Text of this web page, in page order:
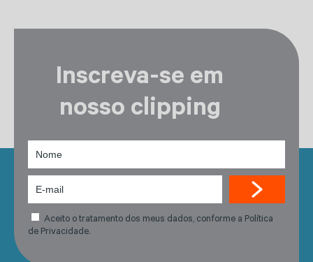
Inscreva-se em
nosso clipping
Aceito o tratamento dos meus dados, conforme a Política
de Privacidade.